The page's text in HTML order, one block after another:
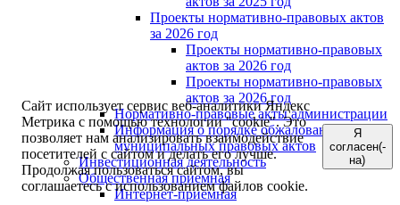
Проекты нормативно-правовых актов
за 2026 год
Проекты нормативно-правовых
актов за 2026 год
Проекты нормативно-правовых
актов за 2026 год
Нормативно-правовые акты администрации
Информация о порядке обжалования
муниципальных правовых актов
Инвестиционная деятельность
Общественная приемная
Интернет-приёмная
Сайт использует сервис веб-аналитики Яндекс
Метрика с помощью технологии "cookie". Это
позволяет нам анализировать взаимодействие
посетителей с сайтом и делать его лучше.
Продолжая пользоваться сайтом, вы
соглашаетесь с использованием файлов cookie.
Я
согласен(-
на)